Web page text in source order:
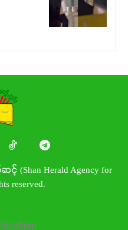
(Shan Herald Agency for
reserved.